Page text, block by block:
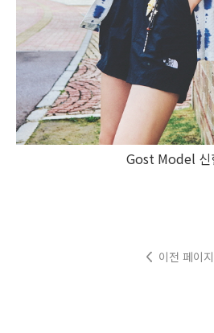
Gost Model 신
이전 페이지